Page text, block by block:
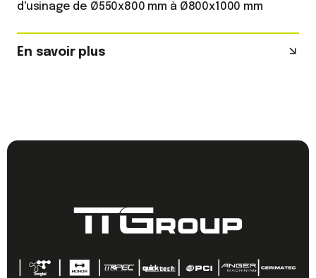
d'usinage de Ø550x800 mm à Ø800x1000 mm
En savoir plus